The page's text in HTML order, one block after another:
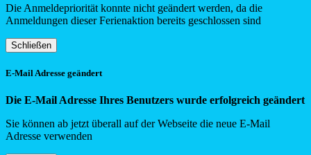
Die Anmeldepriorität konnte nicht geändert werden, da die
Anmeldungen dieser Ferienaktion bereits geschlossen sind
Schließen
E-Mail Adresse geändert
Die E-Mail Adresse Ihres Benutzers wurde erfolgreich geändert
Sie können ab jetzt überall auf der Webseite die neue E-Mail
Adresse verwenden